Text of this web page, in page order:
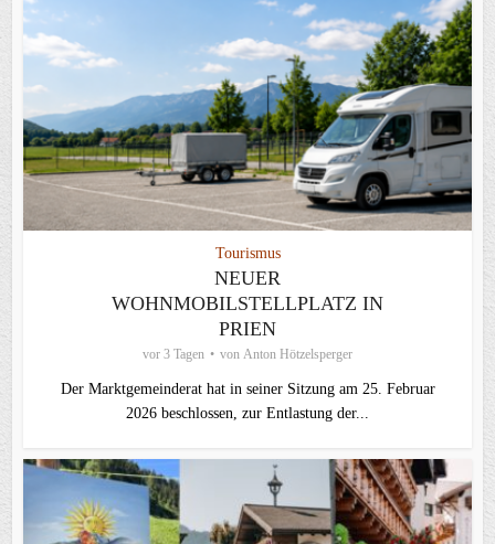
Tourismus
NEUER
WOHNMOBILSTELLPLATZ IN
PRIEN
vor 3 Tagen von Anton Hötzelsperger
Der Marktgemeinderat hat in seiner Sitzung am 25. Februar
2026 beschlossen, zur Entlastung der...